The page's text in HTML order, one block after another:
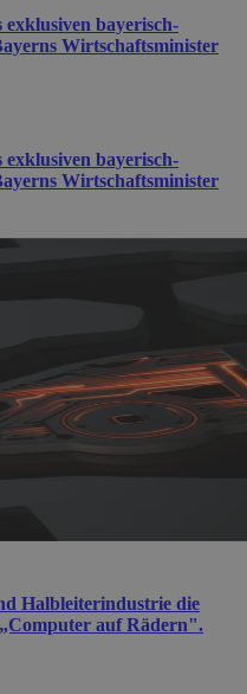
bayerisch-
Wirtschaftsminister
bayerisch-
Wirtschaftsminister
Halbleiterindustrie die
auf Rädern".